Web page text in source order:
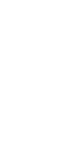
、技術選定、
題選定から顧客
望や提案を柔
用で上司の引
ブルな働き方を
程度を想定 オ
プホールディン
大きくみられ
少し東に傾い
実している。
く、グローバ
非営利団体に